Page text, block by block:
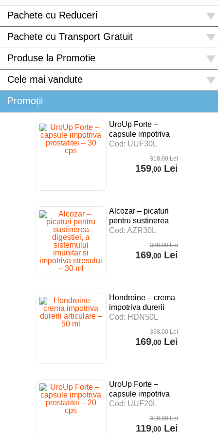
Pachete cu Reduceri
Pachete cu Transport Gratuit
Produse la Promotie
Cele mai vandute
Promoții
UroUp Forte –
capsule impotriva
prostatitei – 30 cps
Cod: UUF30L
318,00Lei
159,00Lei
Alcozar – picaturi
pentru sustinerea
digestiei, a
impotriva stresului –
Cod: AZR30L
338,00Lei
169,00Lei
Hondroine – crema
impotriva durerii
articulare – 50 ml
Cod: HDN50L
338,00Lei
169,00Lei
UroUp Forte –
capsule impotriva
prostatitei – 20 cps
Cod: UUF20L
318,00Lei
119,00Lei